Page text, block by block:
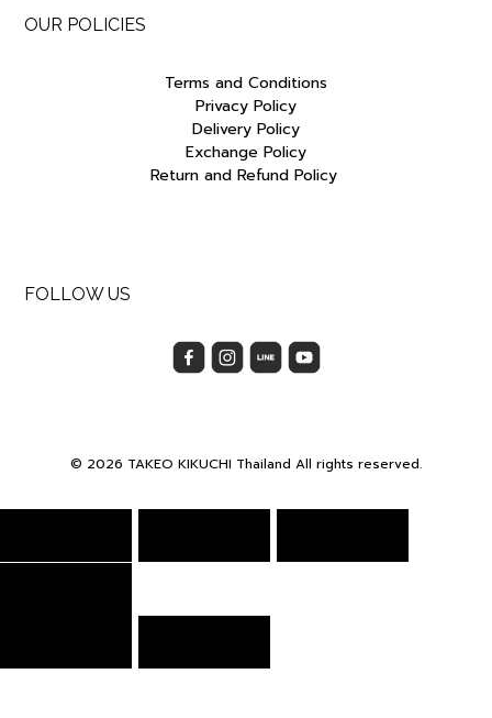
OUR POLICIES
Terms and Conditions
Privacy Policy
Delivery Policy
Exchange Policy
Return and Refund Policy
FOLLOW US
© 2026 TAKEO KIKUCHI Thailand All rights reserved.